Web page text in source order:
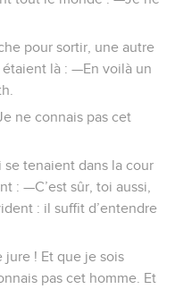
pour sortir, une autre
là : —En voilà un
ne connais pas cet
tenaient dans la cour
: —C’est sûr, toi aussi,
: il suffit d’entendre
! Et que je sois
pas cet homme. Et